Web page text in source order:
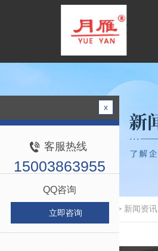
当前位置： > 新闻资讯
x
客服热线
15003863955
QQ咨询
立即咨询